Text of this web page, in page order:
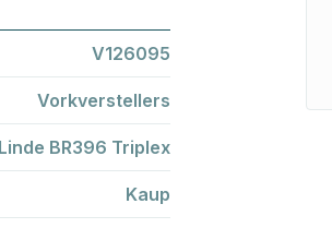
V126095
Vorkverstellers
BR396 Triplex
Kaup